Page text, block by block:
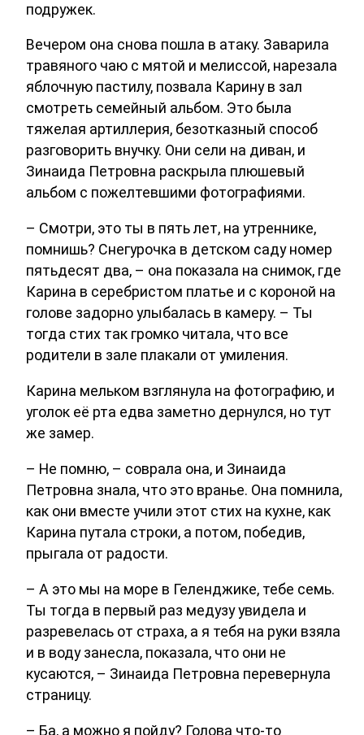
подружек.
Вечером она снова пошла в атаку. Заварила
травяного чаю с мятой и мелиссой, нарезала
яблочную пастилу, позвала Карину в зал
смотреть семейный альбом. Это была
тяжелая артиллерия, безотказный способ
разговорить внучку. Они сели на диван, и
Зинаида Петровна раскрыла плюшевый
альбом с пожелтевшими фотографиями.
– Смотри, это ты в пять лет, на утреннике,
помнишь? Снегурочка в детском саду номер
пятьдесят два, – она показала на снимок, где
Карина в серебристом платье и с короной на
голове задорно улыбалась в камеру. – Ты
тогда стих так громко читала, что все
родители в зале плакали от умиления.
Карина мельком взглянула на фотографию, и
уголок её рта едва заметно дернулся, но тут
же замер.
– Не помню, – соврала она, и Зинаида
Петровна знала, что это вранье. Она помнила,
как они вместе учили этот стих на кухне, как
Карина путала строки, а потом, победив,
прыгала от радости.
– А это мы на море в Геленджике, тебе семь.
Ты тогда в первый раз медузу увидела и
разревелась от страха, а я тебя на руки взяла
и в воду занесла, показала, что они не
кусаются, – Зинаида Петровна перевернула
страницу.
– Ба, а можно я пойду? Голова что-то